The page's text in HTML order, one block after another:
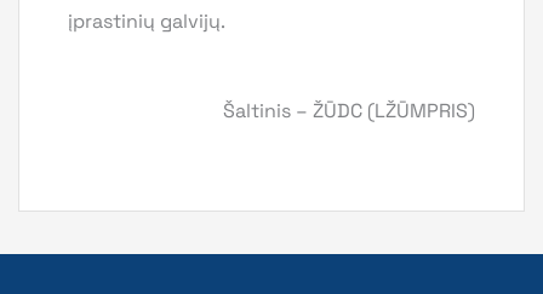
įprastinių galvijų.
Šaltinis – ŽŪDC (LŽŪMPRIS)